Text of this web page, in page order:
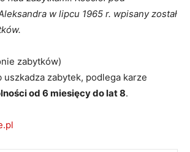
w lipcu 1965 r. wpisany został
zabytków)
uszkadza zabytek, podlega karze
od 6 miesięcy do lat 8.